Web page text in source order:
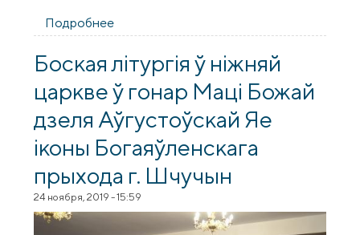
Подробнее
Архангела Міхаіла в. Сынковічы
Боская літургія ў ніжняй
царкве ў гонар Маці Божай
дзеля Аўгустоўскай Яе
іконы Богаяўленскага
прыхода г. Шчучын
24 ноября, 2019 - 15:59